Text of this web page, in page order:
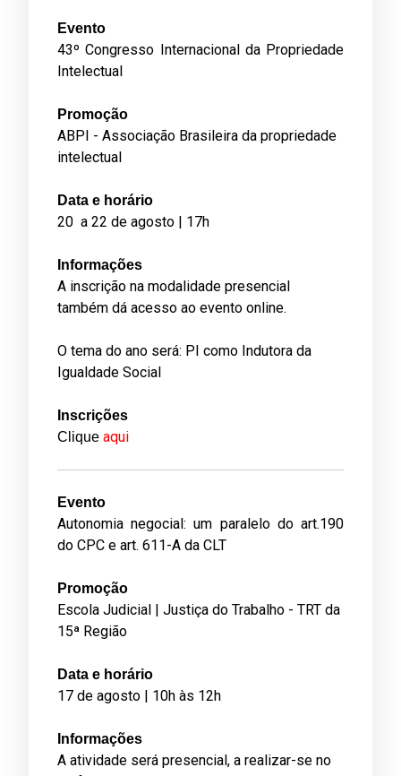
Evento
43º Congresso Internacional da Propriedade
Intelectual
Promoção
ABPI - Associação Brasileira da propriedade
intelectual
Data e horário
20 a 22 de agosto | 17h
Informações
A inscrição na modalidade presencial
também dá acesso ao evento online.
O tema do ano será: PI como Indutora da
Igualdade Social
Inscrições
Clique aqui
Evento
Autonomia negocial: um paralelo do art.190
do CPC e art. 611-A da CLT
Promoção
Escola Judicial | Justiça do Trabalho - TRT da
15ª Região
Data e horário
17 de agosto | 10h às 12h
Informações
A atividade será presencial, a realizar-se no